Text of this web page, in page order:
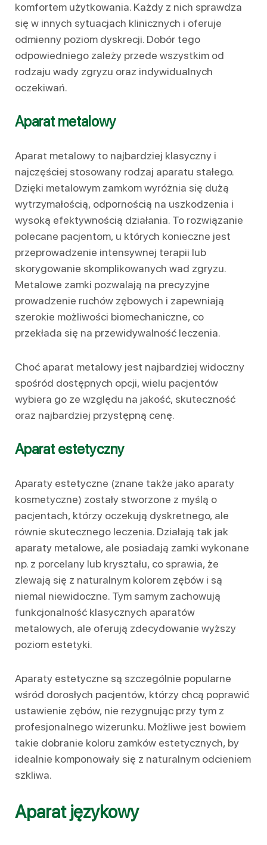
komfortem użytkowania. Każdy z nich sprawdza
się w innych sytuacjach klinicznych i oferuje
odmienny poziom dyskrecji. Dobór tego
odpowiedniego zależy przede wszystkim od
rodzaju wady zgryzu oraz indywidualnych
oczekiwań.
Aparat metalowy
Aparat metalowy to najbardziej klasyczny i
najczęściej stosowany rodzaj aparatu stałego.
Dzięki metalowym zamkom wyróżnia się dużą
wytrzymałością, odpornością na uszkodzenia i
wysoką efektywnością działania. To rozwiązanie
polecane pacjentom, u których konieczne jest
przeprowadzenie intensywnej terapii lub
skorygowanie skomplikowanych wad zgryzu.
Metalowe zamki pozwalają na precyzyjne
prowadzenie ruchów zębowych i zapewniają
szerokie możliwości biomechaniczne, co
przekłada się na przewidywalność leczenia.
Choć aparat metalowy jest najbardziej widoczny
spośród dostępnych opcji, wielu pacjentów
wybiera go ze względu na jakość, skuteczność
oraz najbardziej przystępną cenę.
Aparat estetyczny
Aparaty estetyczne (znane także jako aparaty
kosmetyczne) zostały stworzone z myślą o
pacjentach, którzy oczekują dyskretnego, ale
równie skutecznego leczenia. Działają tak jak
aparaty metalowe, ale posiadają zamki wykonane
np. z porcelany lub kryształu, co sprawia, że
zlewają się z naturalnym kolorem zębów i są
niemal niewidoczne. Tym samym zachowują
funkcjonalność klasycznych aparatów
metalowych, ale oferują zdecydowanie wyższy
poziom estetyki.
Aparaty estetyczne są szczególnie popularne
wśród dorosłych pacjentów, którzy chcą poprawić
ustawienie zębów, nie rezygnując przy tym z
profesjonalnego wizerunku. Możliwe jest bowiem
takie dobranie koloru zamków estetycznych, by
idealnie komponowały się z naturalnym odcieniem
szkliwa.
Aparat językowy